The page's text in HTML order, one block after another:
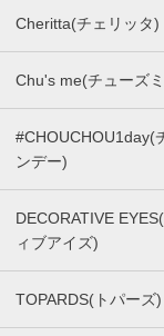
Cheritta(チェリッタ)
Chu's me(チューズ
#CHOUCHOU1day(
ンデー)
DECORATIVE
ィブアイズ)
TOPARDS(トパーズ)